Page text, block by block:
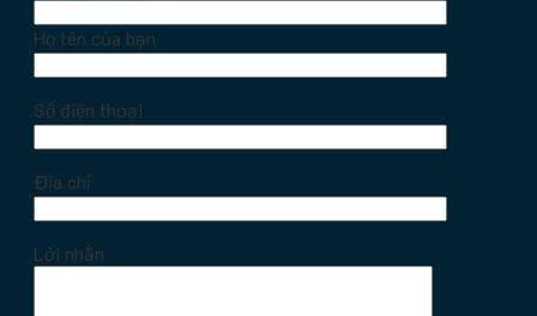
Họ tên của bạn
Số điện thoại
Địa chỉ
Lời nhắn